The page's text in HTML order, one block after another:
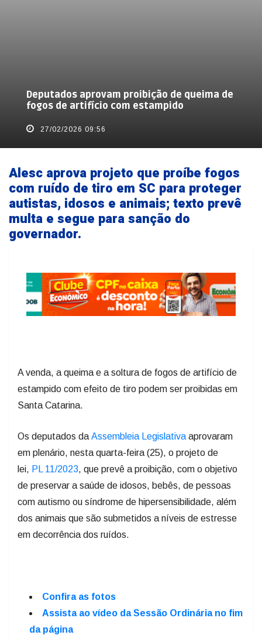
Deputados aprovam proibição de queima de
fogos de artifício com estampido
27/02/2026 09:56
Alesc aprova projeto que proíbe fogos
com ruído de tiro em SC para proteger
autistas, idosos e animais; texto prevê
multa e segue para sanção do
governador.
A venda, a queima e a soltura de fogos de artifício de
estampido com efeito de tiro podem ser proibidas em
Santa Catarina.
Os deputados da Assembleia Legislativa aprovaram
em plenário, nesta quarta-feira (25), o projeto de
lei, PL 11/2023 , que prevê a proibição, com o objetivo
de preservar a saúde de idosos, bebês, de pessoas
com autismo ou síndrome de hipersensibilidade, além
dos animais que são submetidos a níveis de estresse
em decorrência dos ruídos.
Confira as fotos
Assista ao vídeo da Sessão Ordinária no fim
da página